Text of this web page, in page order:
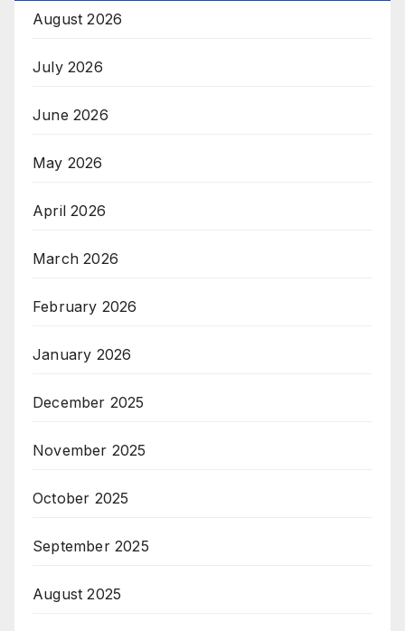
August 2026
July 2026
June 2026
May 2026
April 2026
March 2026
February 2026
January 2026
December 2025
November 2025
October 2025
September 2025
August 2025